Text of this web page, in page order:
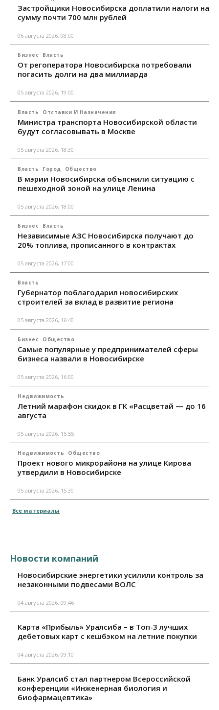
Застройщики Новосибирска доплатили налоги на
сумму почти 700 млн рублей
06 августа 2026, 08:00
Бизнес Власть
От регоператора Новосибирска потребовали
погасить долги на два миллиарда
05 августа 2026, 19:00
Власть Отставки И Назначения
Министра транспорта Новосибирской области
будут согласовывать в Москве
05 августа 2026, 18:30
Власть Город Общество
В мэрии Новосибирска объяснили ситуацию с
пешеходной зоной на улице Ленина
05 августа 2026, 18:00
Бизнес Власть
Независимые АЗС Новосибирска получают до
20% топлива, прописанного в контрактах
05 августа 2026, 17:00
Власть
Губернатор поблагодарил новосибирских
строителей за вклад в развитие региона
05 августа 2026, 16:40
Бизнес Общество
Самые популярные у предпринимателей сферы
бизнеса назвали в Новосибирске
05 августа 2026, 16:00
Недвижимость
Летний марафон скидок в ГК «Расцветай — до 16
августа
05 августа 2026, 15:55
Недвижимость Общество
Проект нового микрорайона на улице Кирова
утвердили в Новосибирске
05 августа 2026, 15:30
Все материалы
Новости компаний
Новосибирские энергетики усилили контроль за
незаконными подвесами ВОЛС
04 августа 2026, 09:46
Карта «Прибыль» Уралсиба – в Топ-3 лучших
дебетовых карт с кешбэком на летние покупки
04 августа 2026, 09:10
Банк Уралсиб стал партнером Всероссийской
конференции «Инженерная биология и
биофармацевтика»